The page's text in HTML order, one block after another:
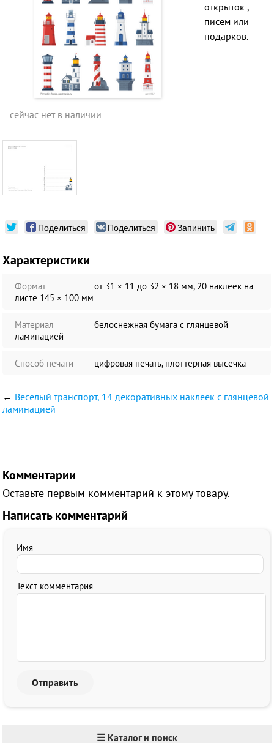
открыток ,
писем или
подарков.
сейчас нет в наличии
Поделиться Поделиться Запинить
Характеристики
Формат
от 31 × 11 до 32 × 18 мм, 20 наклеек на
листе 145 × 100 мм
Материал
белоснежная бумага c глянцевой
ламинацией
Способ печати цифровая печать, плоттерная высечка
← Веселый транспорт, 14 декоративных наклеек с глянцевой
ламинацией
Комментарии
Оставьте первым комментарий к этому товару.
Написать комментарий
Имя
Текст комментария
☰ Каталог и поиск